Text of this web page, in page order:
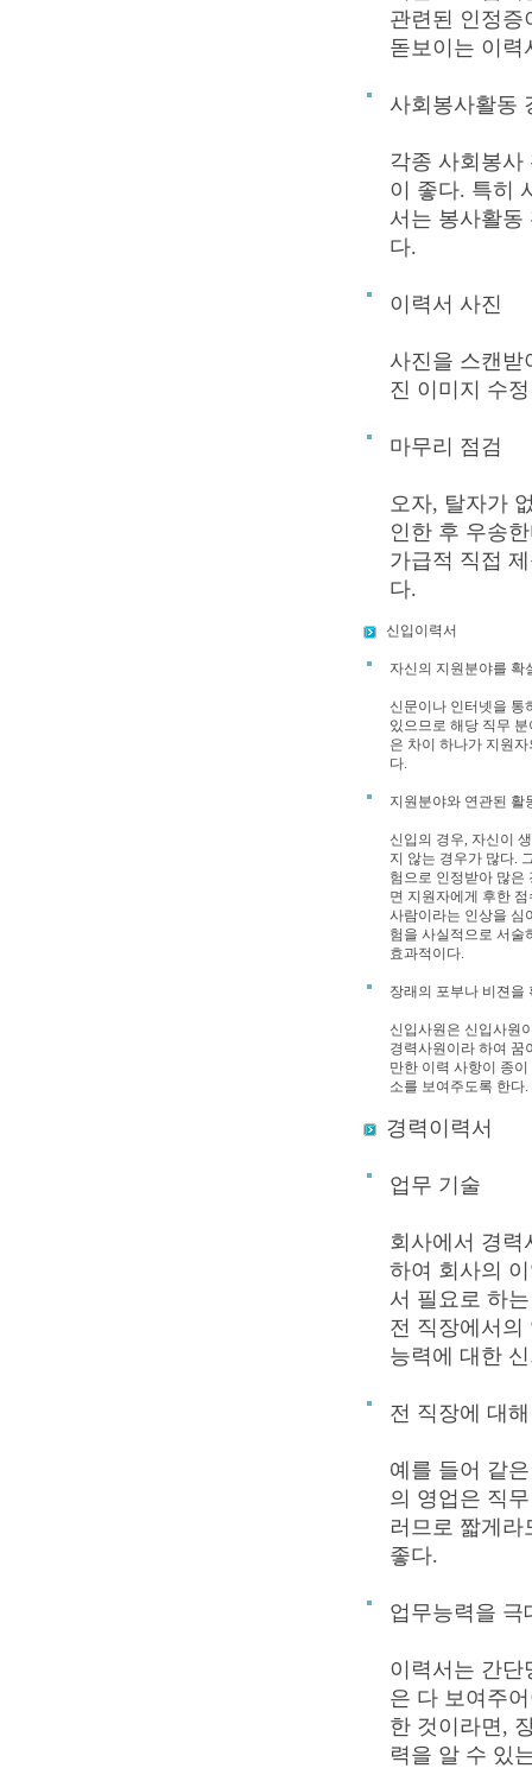
관련된 인정증
돋보이는 이력
사회봉사활동
각종 사회봉사
이 좋다. 특히
서는 봉사활동
다.
이력서 사진
사진을 스캔받
진 이미지 수
마무리 점검
오자, 탈자가
인한 후 우송
가급적 직접
다.
신입이력서
자신의 지원분야를 확
신문이나 인터넷을 통
있으므로 해당 직무
은 차이 하나가 지원
다.
지원분야와 연관된 활
신입의 경우, 자신이
지 않는 경우가 많다.
험으로 인정받아 많은
면 지원자에게 후한
사람이라는 인상을 심
험을 사실적으로 서술
효과적이다.
장래의 포부나 비젼을
신입사원은 신입사원
경력사원이라 하여 꿈
만한 이력 사항이 종
소를 보여주도록 한다.
경력이력서
업무 기술
회사에서 경력
하여 회사의
서 필요로 하
전 직장에서의
능력에 대한
전 직장에 대
예를 들어 같
의 영업은 직
러므로 짧게
좋다.
업무능력을 극
이력서는 간단
은 다 보여주
한 것이라면,
력을 알 수 있